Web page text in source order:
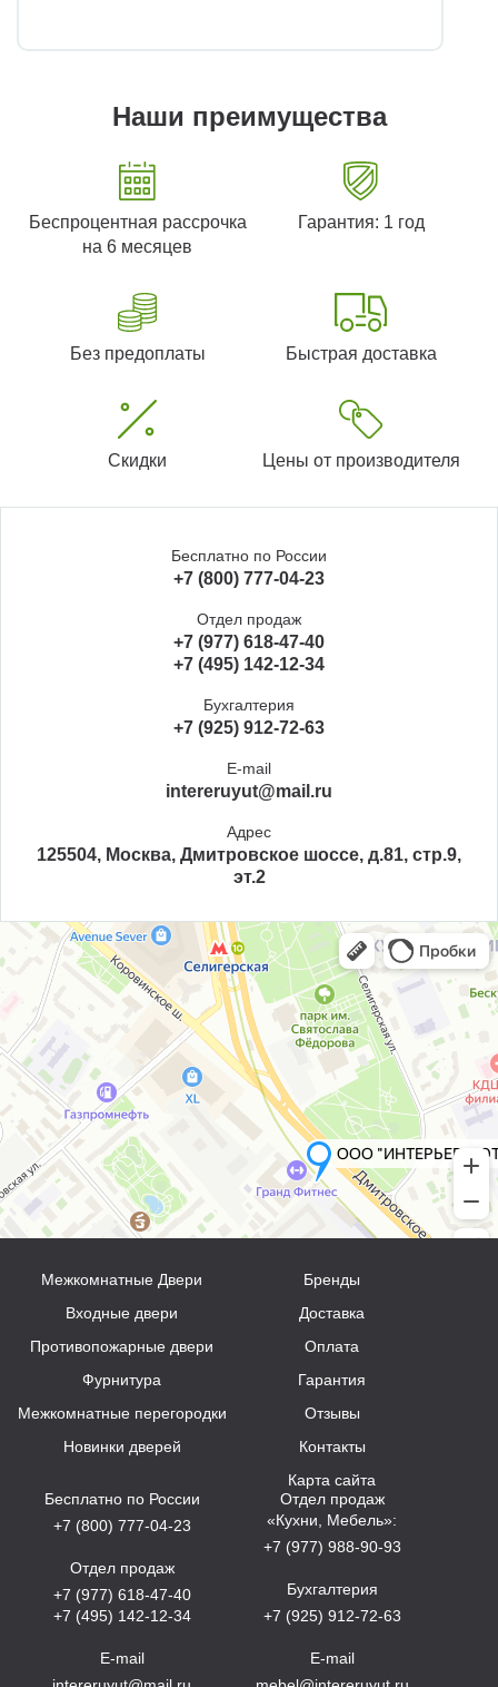
Наши преимущества
Беспроцентная рассрочка
на 6 месяцев
Гарантия: 1 год
Без предоплаты Быстрая доставка
Скидки Цены от производителя
Бесплатно по России
+7 (800) 777-04-23
Отдел продаж
+7 (977) 618-47-40
+7 (495) 142-12-34
Бухгалтерия
+7 (925) 912-72-63
E-mail
intereruyut@mail.ru
Адрес
125504, Москва, Дмитровское шоссе, д.81, стр.9,
эт.2
Межкомнатные Двери
Входные двери
Противопожарные двери
Фурнитура
Межкомнатные перегородки
Новинки дверей
Бренды
Доставка
Оплата
Гарантия
Отзывы
Контакты
Карта сайта
Бесплатно по России
+7 (800) 777-04-23
Отдел продаж
+7 (977) 618-47-40
+7 (495) 142-12-34
E-mail
Отдел продаж
«Кухни, Мебель»:
+7 (977) 988-90-93
Бухгалтерия
+7 (925) 912-72-63
E-mail